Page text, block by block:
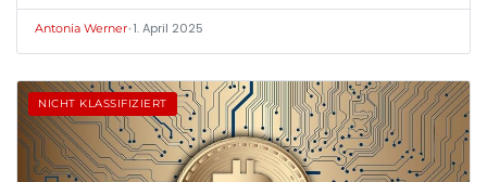
Antonia Werner•1. April 2025
NICHT KLASSIFIZIERT